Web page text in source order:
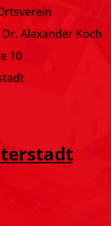
Alexander Koch
10